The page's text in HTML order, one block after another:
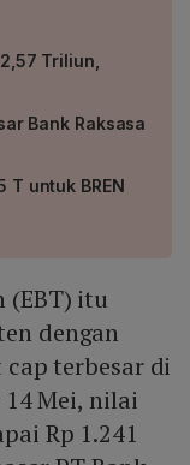
Triliun,
Bank Raksasa
T untuk BREN
(EBT) itu
dengan
terbesar di
14 Mei, nilai
Rp 1.241